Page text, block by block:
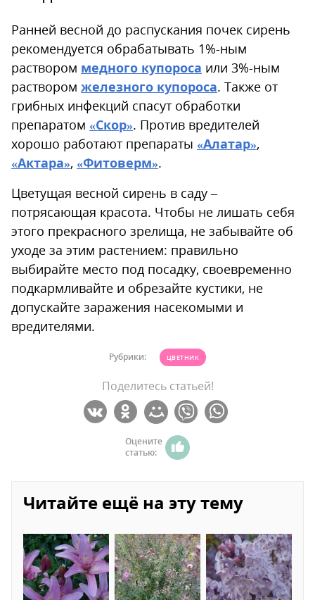
Ранней весной до распускания почек сирень
рекомендуется обрабатывать 1%-ным
раствором медного купороса или 3%-ным
раствором железного купороса. Также от
грибных инфекций спасут обработки
препаратом «Скор». Против вредителей
хорошо работают препараты «Алатар»,
«Актара», «Фитоверм».
Цветущая весной сирень в саду –
потрясающая красота. Чтобы не лишать себя
этого прекрасного зрелища, не забывайте об
уходе за этим растением: правильно
выбирайте место под посадку, своевременно
подкармливайте и обрезайте кустики, не
допускайте заражения насекомыми и
вредителями.
Рубрики: ЦВЕТНИК
Поделитесь статьей!
Оцените
статью:
Читайте ещё на эту тему